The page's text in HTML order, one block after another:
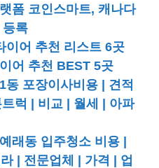
폼 코인스마트, 캐나다
등록
이어 추천 리스트 6곳
어 추천 BEST 5곳
동 포장이사비용 | 견적
트럭 | 비교 | 월세 | 아파
래동 입주청소 비용 |
| 전문업체 | 가격 | 업